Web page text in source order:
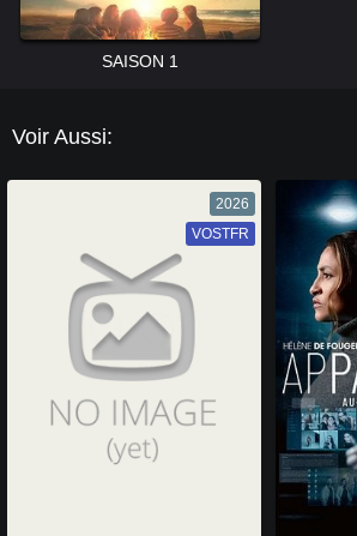
SAISON 1
Voir Aussi:
2026
VF
VOSTFR